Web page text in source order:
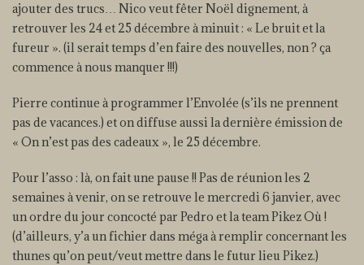
ajouter des trucs… Nico veut fêter Noël dignement, à
retrouver les 24 et 25 décembre à minuit : « Le bruit et la
fureur ». (il serait temps d’en faire des nouvelles, non ? ça
commence à nous manquer !!!)
Pierre continue à programmer l’Envolée (s’ils ne prennent
pas de vacances.) et on diffuse aussi la dernière émission de
« On n’est pas des cadeaux », le 25 décembre.
Pour l’asso : là, on fait une pause !! Pas de réunion les 2
semaines à venir, on se retrouve le mercredi 6 janvier, avec
un ordre du jour concocté par Pedro et la team Pikez Où !
(d’ailleurs, y’a un fichier dans méga à remplir concernant les
thunes qu’on peut/veut mettre dans le futur lieu Pikez.)